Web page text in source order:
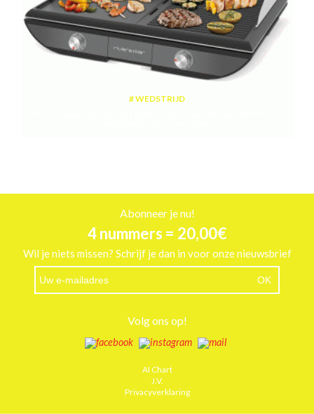
WEDSTRIJD
Abonneer je nu!
4 nummers = 20,00€
Wil je niets missen? Schrijf je dan in voor onze nieuwsbrief
Volg ons op!
AI Chart
J.V.
Privacyverklaring